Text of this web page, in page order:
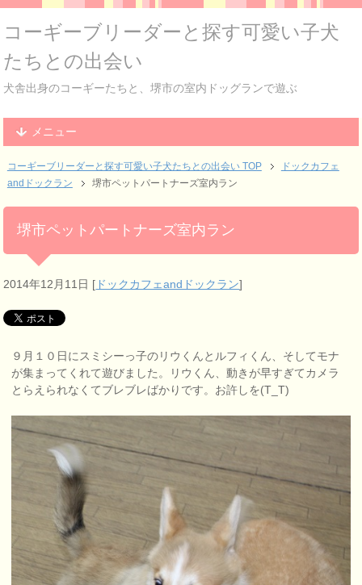
コーギーブリーダーと探す可愛い子犬
たちとの出会い
犬舎出身のコーギーたちと、堺市の室内ドッグランで遊ぶ
メニュー
コーギーブリーダーと探す可愛い子犬たちとの出会い TOP
ドックカフェ
andドックラン
堺市ペットパートナーズ室内ラン
堺市ペットパートナーズ室内ラン
2014年12月11日 [ ドックカフェandドックラン]
９月１０日にスミシーっ子のリウくんとルフィくん、そしてモナ
が集まってくれて遊びました。リウくん、動きが早すぎてカメラ
とらえられなくてブレブレばかりです。お許しを(T_T)